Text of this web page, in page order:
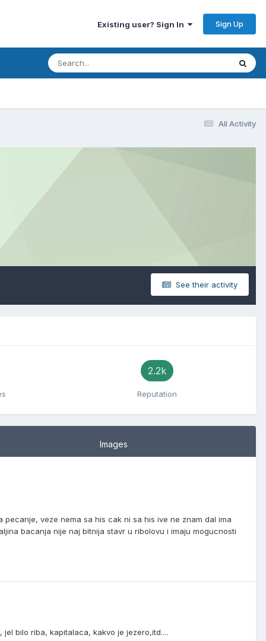
Existing user? Sign In Sign Up
All Activity
See their activity
2.2k
Reputation
Images
veze nema sa his cak ni sa his ive ne znam dal ima
bacanja nije naj bitnija stavr u ribolovu i imaju mogucnosti
bilo riba, kapitalaca, kakvo je jezero,itd....